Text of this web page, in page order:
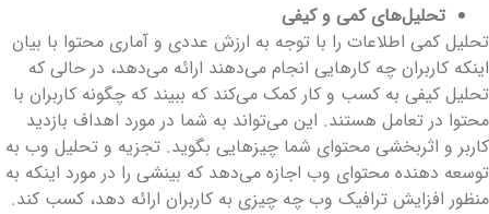
تحلیل‌های کمی و کیفی
تحلیل کمی اطلاعات را با توجه به ارزش عددی و آماری محتوا با بیان
اینکه کاربران چه کارهایی انجام می‌دهند ارائه ‌می‌دهد، در حالی که
تحلیل کیفی به کسب و کار کمک ‌می‌کند که ببیند که چگونه کاربران با
محتوا در تعامل هستند. این می‌تواند به شما در مورد اهداف بازدید
کاربر و اثربخشی محتوای شما چیزهایی بگوید. ‌تجزیه و تحلیل ‌وب به
توسعه دهنده محتوای وب اجازه ‌می‌دهد که بینشی را در مورد اینکه به
منظور افزایش ترافیک وب چه چیزی به کاربران ارائه دهد، کسب کند.